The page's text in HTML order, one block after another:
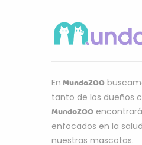
En MundoZOO
tanto de los dueños
MundoZOO
enfocados en la
nuestras mascotas.